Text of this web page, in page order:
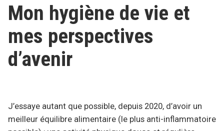
Mon hygiène de vie et
mes perspectives
d’avenir
J’essaye autant que possible, depuis 2020, d’avoir un
meilleur équilibre alimentaire (le plus anti-inflammatoire